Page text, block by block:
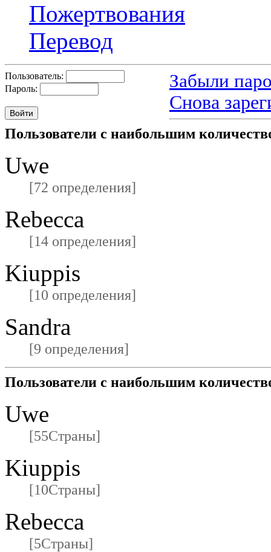
Пожертвования
Перевод
Пользователь:
Пароль:
Забыли
Снова
Пользователи с наибольшим
Uwe
[72 определения]
Rebecca
[14 определения]
Kiuppis
[10 определения]
Sandra
[9 определения]
Пользователи с наибольшим
Uwe
[55Страны]
Kiuppis
[10Страны]
Rebecca
[5Страны]